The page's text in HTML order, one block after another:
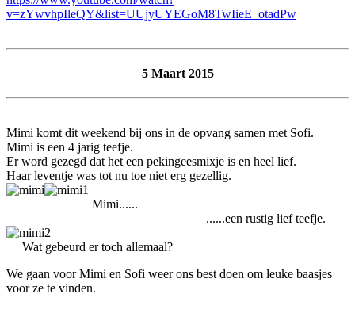
v=zYwvhpIleQY&list=UUjyUYEGoM8TwIieE_otadPw
5 Maart 2015
Mimi komt dit weekend bij ons in de opvang samen met Sofi.
Mimi is een 4 jarig teefje.
Er word gezegd dat het een pekingeesmixje is en heel lief.
Haar leventje was tot nu toe niet erg gezellig.
Mimi......
......een rustig lief teefje.
Wat gebeurd er toch allemaal?
We gaan voor Mimi en Sofi weer ons best doen om leuke baasjes
voor ze te vinden.